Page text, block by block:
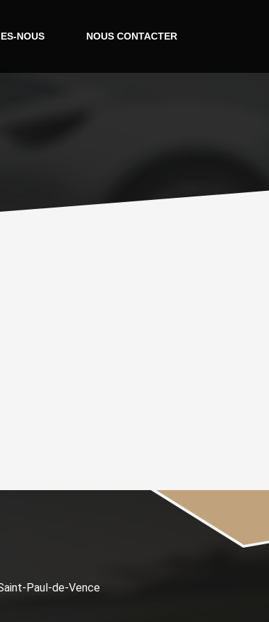
NOUS NOUS CONTACTER
Paul-de-Vence